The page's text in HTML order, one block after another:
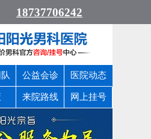
18737706242
公益会诊 医院动态
来院路线 网上挂号